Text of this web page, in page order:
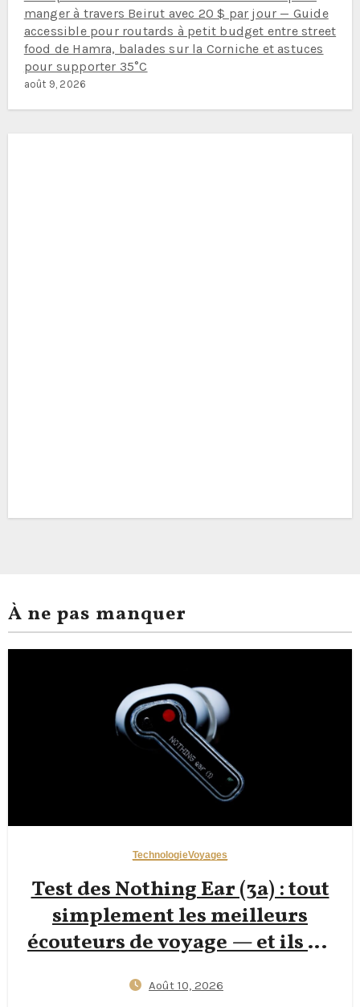
manger à travers Beirut avec 20 $ par jour — Guide
accessible pour routards à petit budget entre street
food de Hamra, balades sur la Corniche et astuces
pour supporter 35°C
août 9, 2026
À ne pas manquer
TechnologieVoyages
Test des Nothing Ear (3a) : tout
simplement les meilleurs
écouteurs de voyage — et ils ne
Août 10, 2026